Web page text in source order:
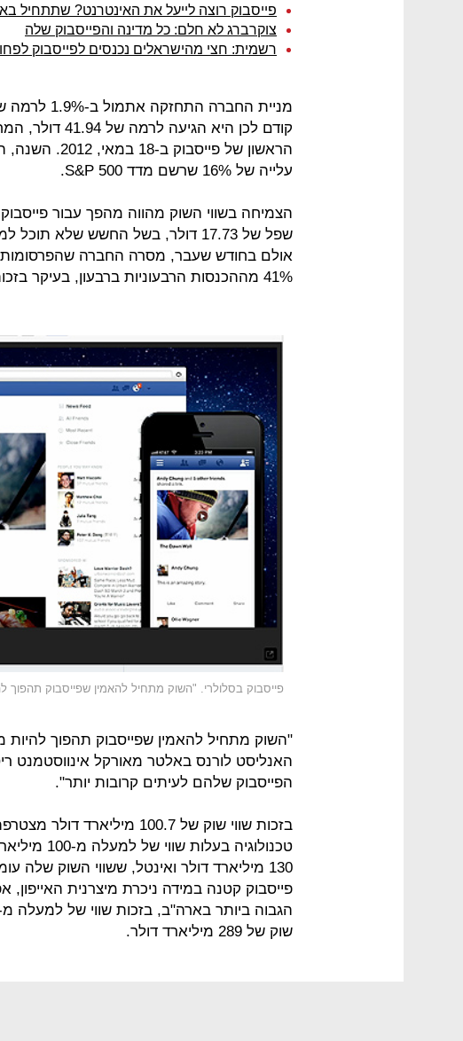
פייסבוק רוצה לייעל את האינטרנט? שתתחיל
צוקרברג לא חלם: כל מדינה והפייסבוק שלה
רשמית: חצי מהישראלים נכנסים לפייסבוק
קודם לכן היא
עלייה של 16% שרשם מדד S&P 500.
הצמיחה בשווי השוק מהווה מהפך עבור
שפל של 17.73 דולר, בשל החשש שלא
אולם בחודש שעבר, מסרה החברה שהפרסומות
41% מההכנסות הרבעוניות ברבעון, בעיקר בזכות השקת כלים שיווקיים חדשים.
פייסבוק בסלולרי. "השוק מתחיל להאמין שפייסבוק תהפוך
"השוק מתחיל להאמין שפייסבוק תהפוך להיות
האנליסט לורנס באלטר מאורקל אינווסטמנט
הפייסבוק שלהם לעיתים קרובות יותר".
בזכות שווי שוק של 100.7
טכנולוגיה
פייסבוק קטנה במידה ניכרת מיצרנית
שוק של 289 מיליארד דולר.